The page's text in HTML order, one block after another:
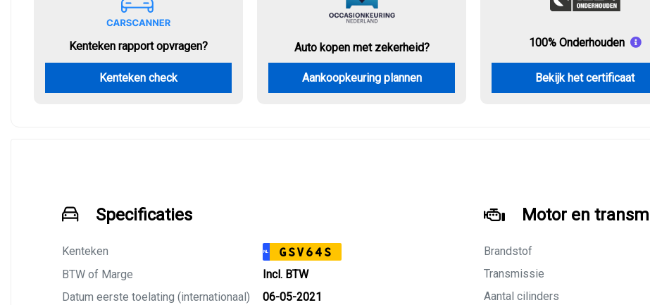
Kenteken rapport opvragen?
Kenteken check
Auto kopen met zekerheid?
Aankoopkeuring plannen
100% Onderhouden
Bekijk het certificaat
Specificaties
Kenteken NL GSV64S
BTW of Marge
Incl. BTW
Datum eerste toelating (internationaal)
06-05-2021
Motor en
Brandstof
Transmissie
Aantal cilinders